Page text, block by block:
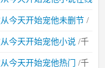
今天开始宠他未删节 /
今天开始宠他小说 /千
今天开始宠他热门 /千